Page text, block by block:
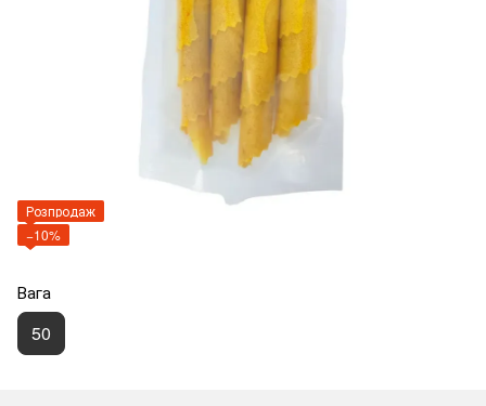
Розпродаж
−10%
Вага
50